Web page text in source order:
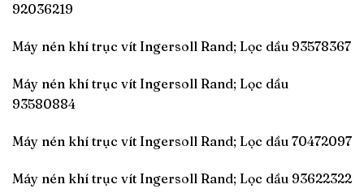
92036219
Máy nén khí trục vít Ingersoll Rand; Lọc dầu 93578367
Máy nén khí trục vít Ingersoll Rand; Lọc dầu
93580884
Máy nén khí trục vít Ingersoll Rand; Lọc dầu 70472097
Máy nén khí trục vít Ingersoll Rand; Lọc dầu 93622322